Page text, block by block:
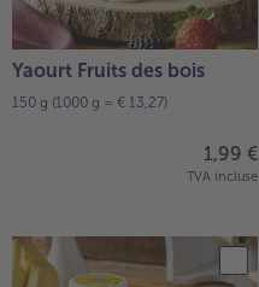
Yaourt Fruits des bois
150 g (1000 g = € 13,27)
1,99 €
TVA incluse